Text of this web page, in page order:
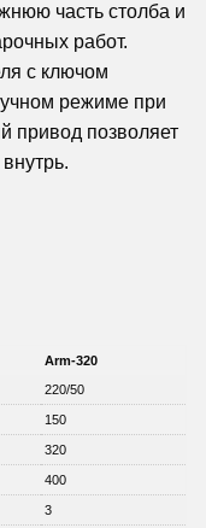
часть столба и
работ.
с ключом
режиме при
привод позволяет
Arm-320
220/50
150
320
400
3